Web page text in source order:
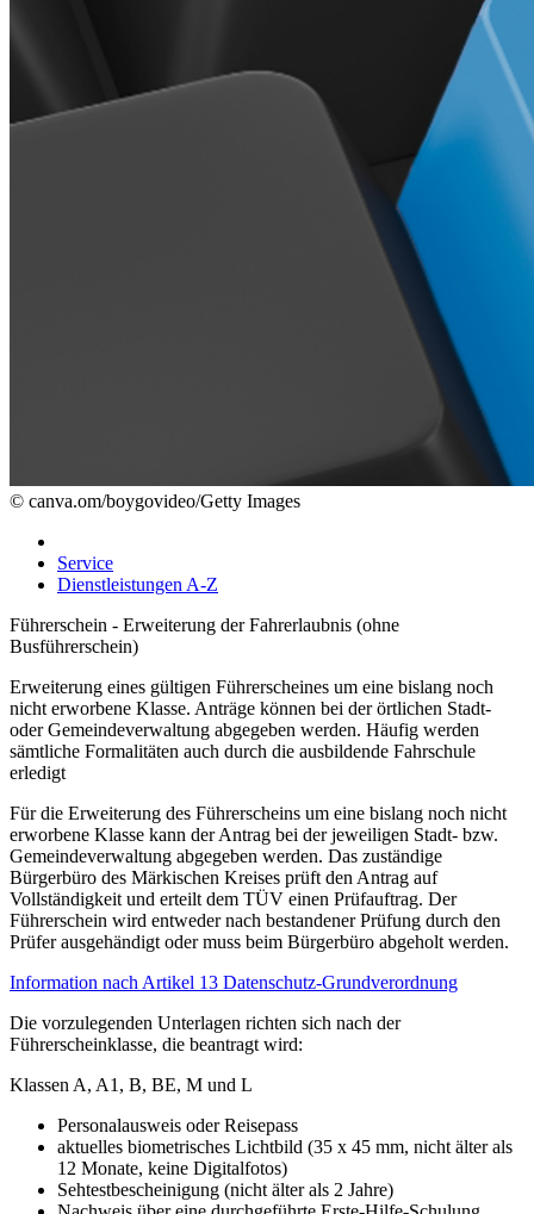
© canva.om/boygovideo/Getty Images
Service
Dienstleistungen A-Z
Führerschein - Erweiterung der Fahrerlaubnis (ohne
Busführerschein)
Erweiterung eines gültigen Führerscheines um eine bislang noch
nicht erworbene Klasse. Anträge können bei der örtlichen Stadt-
oder Gemeindeverwaltung abgegeben werden. Häufig werden
sämtliche Formalitäten auch durch die ausbildende Fahrschule
erledigt
Für die Erweiterung des Führerscheins um eine bislang noch nicht
erworbene Klasse kann der Antrag bei der jeweiligen Stadt- bzw.
Gemeindeverwaltung abgegeben werden. Das zuständige
Bürgerbüro des Märkischen Kreises prüft den Antrag auf
Vollständigkeit und erteilt dem TÜV einen Prüfauftrag. Der
Führerschein wird entweder nach bestandener Prüfung durch den
Prüfer ausgehändigt oder muss beim Bürgerbüro abgeholt werden.
Information nach Artikel 13 Datenschutz-Grundverordnung
Die vorzulegenden Unterlagen richten sich nach der
Führerscheinklasse, die beantragt wird:
Klassen A, A1, B, BE, M und L
Personalausweis oder Reisepass
aktuelles biometrisches Lichtbild (35 x 45 mm, nicht älter als
12 Monate, keine Digitalfotos)
Sehtestbescheinigung (nicht älter als 2 Jahre)